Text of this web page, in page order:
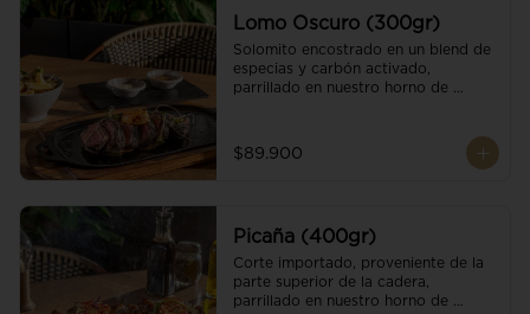
Lomo Oscuro (300gr)
Solomito encostrado en un blend de
especias y carbón activado,
parrillado en nuestro horno de
mantequilla de ajo y pimientos.
Acompañado de salsa criolla y una
$89.900
Picaña (400gr)
Corte importado, proveniente de la
parte superior de la cadera,
parrillado en nuestro horno de